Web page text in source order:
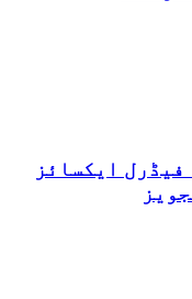
ایکسائز